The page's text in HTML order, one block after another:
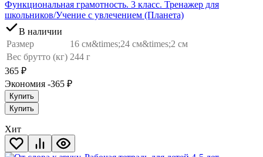
Функциональная грамотность. 3 класс. Тренажер для
школьников/Учение с увлечением (Планета)
В наличии
Размер
16 см&times;24 см&times;2 см
Вес брутто (кг) 244 г
365 ₽
Экономия -365 ₽
Купить
Купить
Хит